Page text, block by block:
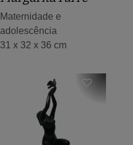
Maternidade e
adolescência
31 x 32 x 36 cm